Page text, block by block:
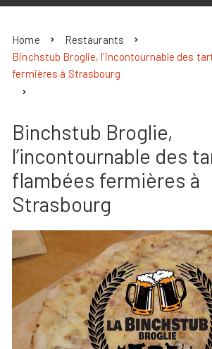
Home
Restaurants
Binchstub Broglie, l’incontournable des
fermières à Strasbourg
Binchstub Broglie,
l’incontournable des
flambées fermières à
Strasbourg